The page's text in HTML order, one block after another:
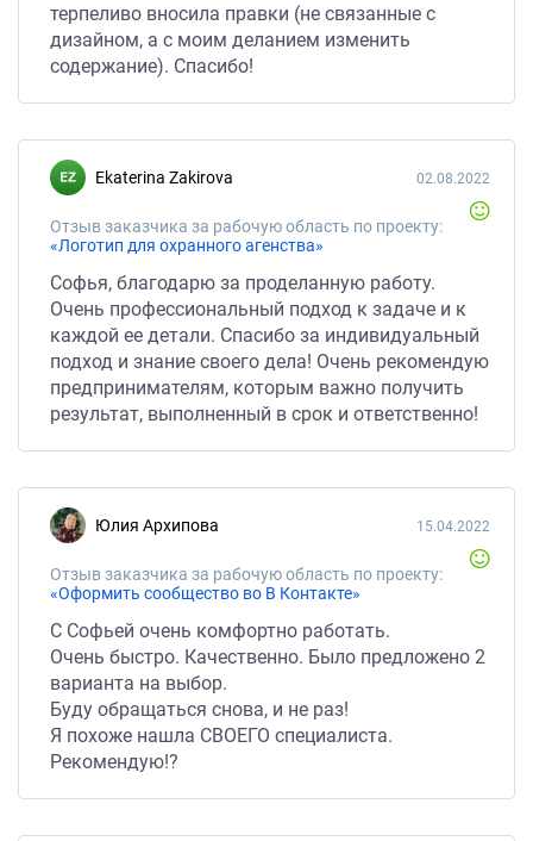
терпеливо вносила правки (не связанные с
дизайном, а с моим деланием изменить
содержание). Спасибо!
Ekaterina Zakirova
Отзыв заказчика за рабочую область по проекту:
«Логотип для охранного агенства»
02.08.2022
Софья, благодарю за проделанную работу.
Очень профессиональный подход к задаче и к
каждой ее детали. Спасибо за индивидуальный
подход и знание своего дела! Очень рекомендую
предпринимателям, которым важно получить
результат, выполненный в срок и ответственно!
Юлия Архипова
Отзыв заказчика за рабочую область по проекту:
«Оформить сообщество во В Контакте»
15.04.2022
С Софьей очень комфортно работать.
Очень быстро. Качественно. Было предложено 2
варианта на выбор.
Буду обращаться снова, и не раз!
Я похоже нашла СВОЕГО специалиста.
Рекомендую!?